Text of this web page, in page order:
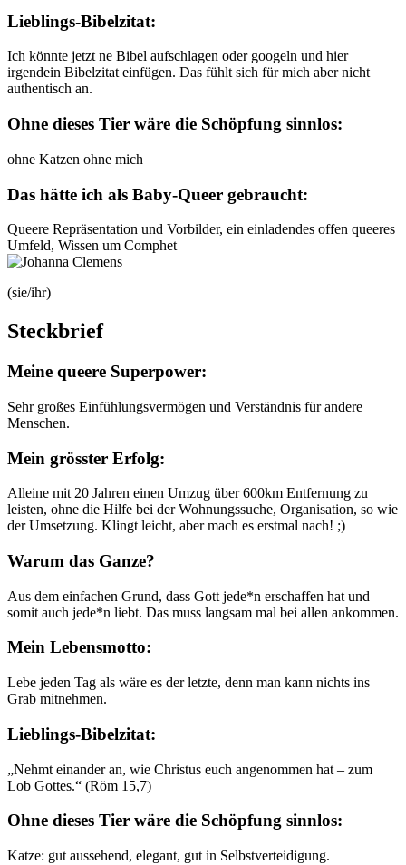
Lieblings-Bibelzitat:
Ich könnte jetzt ne Bibel aufschlagen oder googeln und hier
irgendein Bibelzitat einfügen. Das fühlt sich für mich aber nicht
authentisch an.
Ohne dieses Tier wäre die Schöpfung sinnlos:
ohne Katzen ohne mich
Das hätte ich als Baby-Queer gebraucht:
Queere Repräsentation und Vorbilder, ein einladendes offen queeres
Umfeld, Wissen um Comphet
(sie/ihr)
Steckbrief
Meine queere Superpower:
Sehr großes Einfühlungsvermögen und Verständnis für andere
Menschen.
Mein grösster Erfolg:
Alleine mit 20 Jahren einen Umzug über 600km Entfernung zu
leisten, ohne die Hilfe bei der Wohnungssuche, Organisation, so wie
der Umsetzung. Klingt leicht, aber mach es erstmal nach! ;)
Warum das Ganze?
Aus dem einfachen Grund, dass Gott jede*n erschaffen hat und
somit auch jede*n liebt. Das muss langsam mal bei allen ankommen.
Mein Lebensmotto:
Lebe jeden Tag als wäre es der letzte, denn man kann nichts ins
Grab mitnehmen.
Lieblings-Bibelzitat:
„Nehmt einander an, wie Christus euch angenommen hat – zum
Lob Gottes.“ (Röm 15,7)
Ohne dieses Tier wäre die Schöpfung sinnlos:
Katze: gut aussehend, elegant, gut in Selbstverteidigung.